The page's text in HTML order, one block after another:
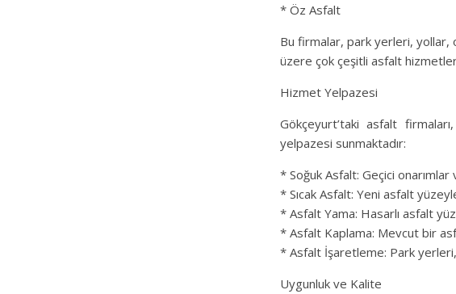
* Öz Asfalt
Bu firmalar, park yerleri, yollar,
üzere çok çeşitli asfalt
Hizmet Yelpazesi
Gökçeyurt’taki asfalt
yelpazesi sunmaktadır:
* Soğuk Asfalt: Geçici onarımlar
* Sıcak Asfalt: Yeni asfalt
* Asfalt Yama: Hasarlı asfalt
* Asfalt Kaplama: Mevcut bir
* Asfalt İşaretleme: Park
Uygunluk ve Kalite